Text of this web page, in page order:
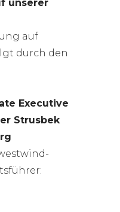
unserer
auf
durch den
Executive
Strusbek